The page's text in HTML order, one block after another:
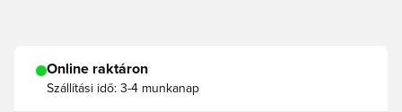
Online raktáron
Szállítási idő: 3-4 munkanap